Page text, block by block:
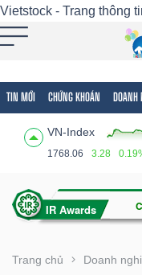
Vietstock - Trang thông
TIN MỚI CHỨNG KHOÁN DOANH
VN-Index
1768.06 3.28
Trang chủ Doanh
Tất cả Tính năng
Tính
(-)
VIETSTOCK